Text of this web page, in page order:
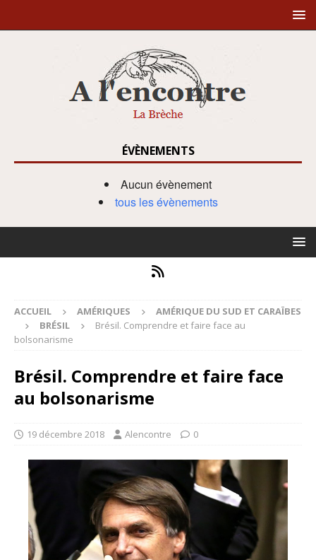
ÉVÈNEMENTS
Aucun évènement
tous les évènements
ACCUEIL AMÉRIQUES
AMÉRIQUE DU SUD ET CARAÏBES
BRÉSIL
Brésil. Comprendre et faire face au
bolsonarisme
Brésil. Comprendre et faire face
au bolsonarisme
19 décembre 2018 Alencontre 0